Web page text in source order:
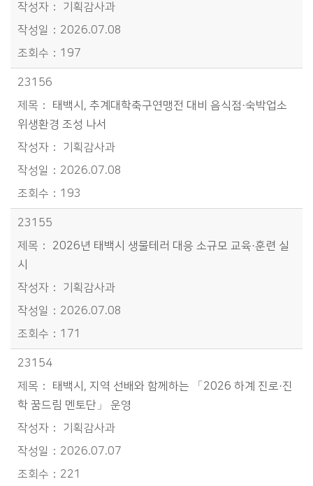
기획감사과
2026.07.08
197
23156
태백시, 추계대학축구연맹전 대비 음식점·숙박업소
위생환경 조성 나서
기획감사과
2026.07.08
193
23155
2026년 태백시 생물테러 대응 소규모 교육·훈련 실
시
기획감사과
2026.07.08
171
23154
태백시, 지역 선배와 함께하는 「2026 하계 진로·진
학 꿈드림 멘토단」 운영
기획감사과
2026.07.07
221